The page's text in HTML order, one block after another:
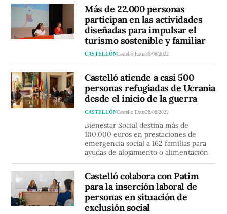
Más de 22.000 personas
participan en las actividades
diseñadas para impulsar el
turismo sostenible y familiar
CASTELLÓNCastelló Extra30/08/2022
Castelló atiende a casi 500
personas refugiadas de Ucrania
desde el inicio de la guerra
CASTELLÓNCastelló Extra28/08/2022
Bienestar Social destina más de
100.000 euros en prestaciones de
emergencia social a 162 familias para
ayudas de alojamiento o alimentación
Castelló colabora con Patim
para la inserción laboral de
personas en situación de
exclusión social